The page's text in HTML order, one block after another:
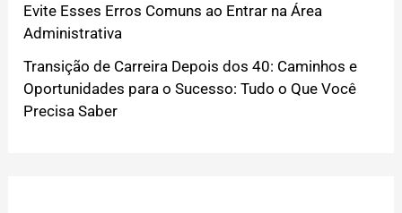
Evite Esses Erros Comuns ao Entrar na Área
Administrativa
Transição de Carreira Depois dos 40: Caminhos e
Oportunidades para o Sucesso: Tudo o Que Você
Precisa Saber